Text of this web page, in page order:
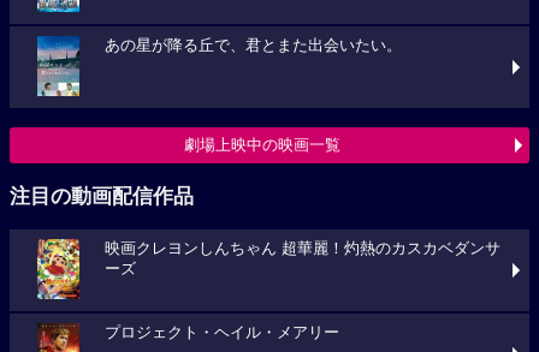
あの星が降る丘で、君とまた出会いたい。
劇場上映中の映画一覧
注目の動画配信作品
映画クレヨンしんちゃん 超華麗！灼熱のカスカベダンサ
ーズ
プロジェクト・ヘイル・メアリー